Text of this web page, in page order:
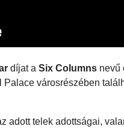
díjat a Six Columns nevű
városrészében
adott telek adottságai,